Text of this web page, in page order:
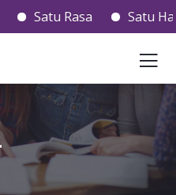
Satu Rasa Satu Hati